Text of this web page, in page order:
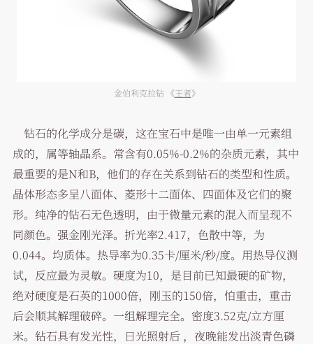
金伯利克拉钻 《王者》
钻石的化学成分是碳，这在宝石中是唯一由单一元素组
成的，属等轴晶系。常含有0.05%-0.2%的杂质元素，其中
最重要的是N和B，他们的存在关系到钻石的类型和性质。
晶体形态多呈八面体、菱形十二面体、四面体及它们的聚
形。纯净的钻石无色透明，由于微量元素的混入而呈现不
同颜色。强金刚光泽。折光率2.417，色散中等，为
0.044。均质体。热导率为0.35卡/厘米/秒/度。用热导仪测
试，反应最为灵敏。硬度为10，是目前已知最硬的矿物，
绝对硬度是石英的1000倍，刚玉的150倍，怕重击，重击
后会顺其解理破碎。一组解理完全。密度3.52克/立方厘
米。钻石具有发光性，日光照射后 ，夜晚能发出淡青色磷